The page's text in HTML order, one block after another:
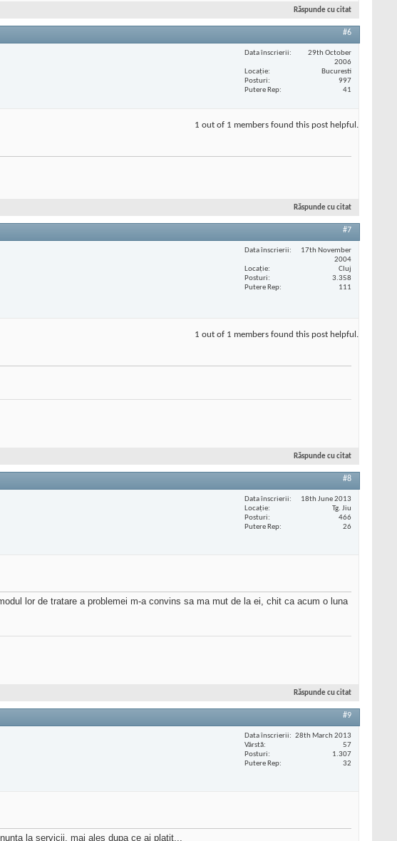
Răspunde cu citat
#6
Data înscrierii
29th October
2006
Locaţie
Bucuresti
Posturi
997
Putere Rep
41
1 out of 1 members found this post helpful.
Răspunde cu citat
#7
Data înscrierii
17th November
2004
Locaţie
Cluj
Posturi
3.358
Putere Rep
111
1 out of 1 members found this post helpful.
Răspunde cu citat
#8
Data înscrierii
18th June 2013
Locaţie
Tg. Jiu
Posturi
466
Putere Rep
26
lor de tratare a problemei m-a convins sa ma mut de la ei, chit ca acum o luna
Răspunde cu citat
#9
Data înscrierii
28th March 2013
Vârstă
57
Posturi
1.307
Putere Rep
32
la servicii, mai ales dupa ce ai platit...